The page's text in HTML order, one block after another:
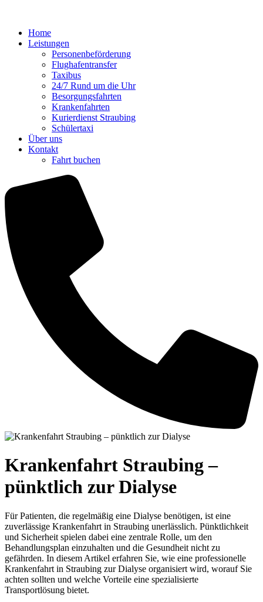
Home
Leistungen
Personenbeförderung
Flughafentransfer
Taxibus
24/7 Rund um die Uhr
Besorgungsfahrten
Krankenfahrten
Kurierdienst Straubing
Schülertaxi
Über uns
Kontakt
Fahrt buchen
Krankenfahrt Straubing –
pünktlich zur Dialyse
Für Patienten, die regelmäßig eine Dialyse benötigen, ist eine
zuverlässige Krankenfahrt in Straubing unerlässlich. Pünktlichkeit
und Sicherheit spielen dabei eine zentrale Rolle, um den
Behandlungsplan einzuhalten und die Gesundheit nicht zu
gefährden. In diesem Artikel erfahren Sie, wie eine professionelle
Krankenfahrt in Straubing zur Dialyse organisiert wird, worauf Sie
achten sollten und welche Vorteile eine spezialisierte
Transportlösung bietet.